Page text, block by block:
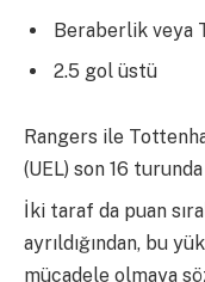
Beraberlik veya
2.5 gol üstü
Rangers ile
(UEL) son 16
İki taraf da puan
ayrıldığından, bu
mücadele olmaya